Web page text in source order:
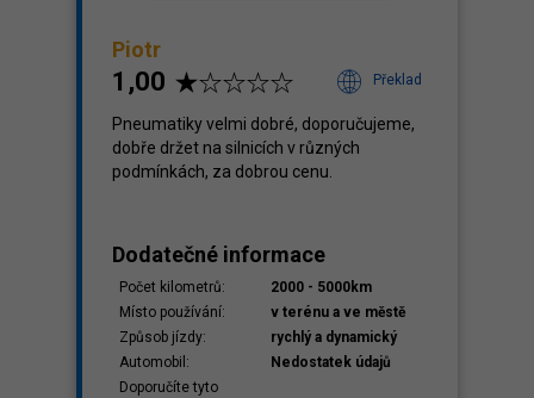
Piotr
1,00 Překlad
Pneumatiky velmi dobré, doporučujeme,
dobře držet na silnicích v různých
podmínkách, za dobrou cenu.
Dodatečné informace
Počet kilometrů:
2000 - 5000km
Místo používání:
v terénu a ve městě
Způsob jízdy:
rychlý a dynamický
Automobil:
Nedostatek údajů
Doporučíte tyto